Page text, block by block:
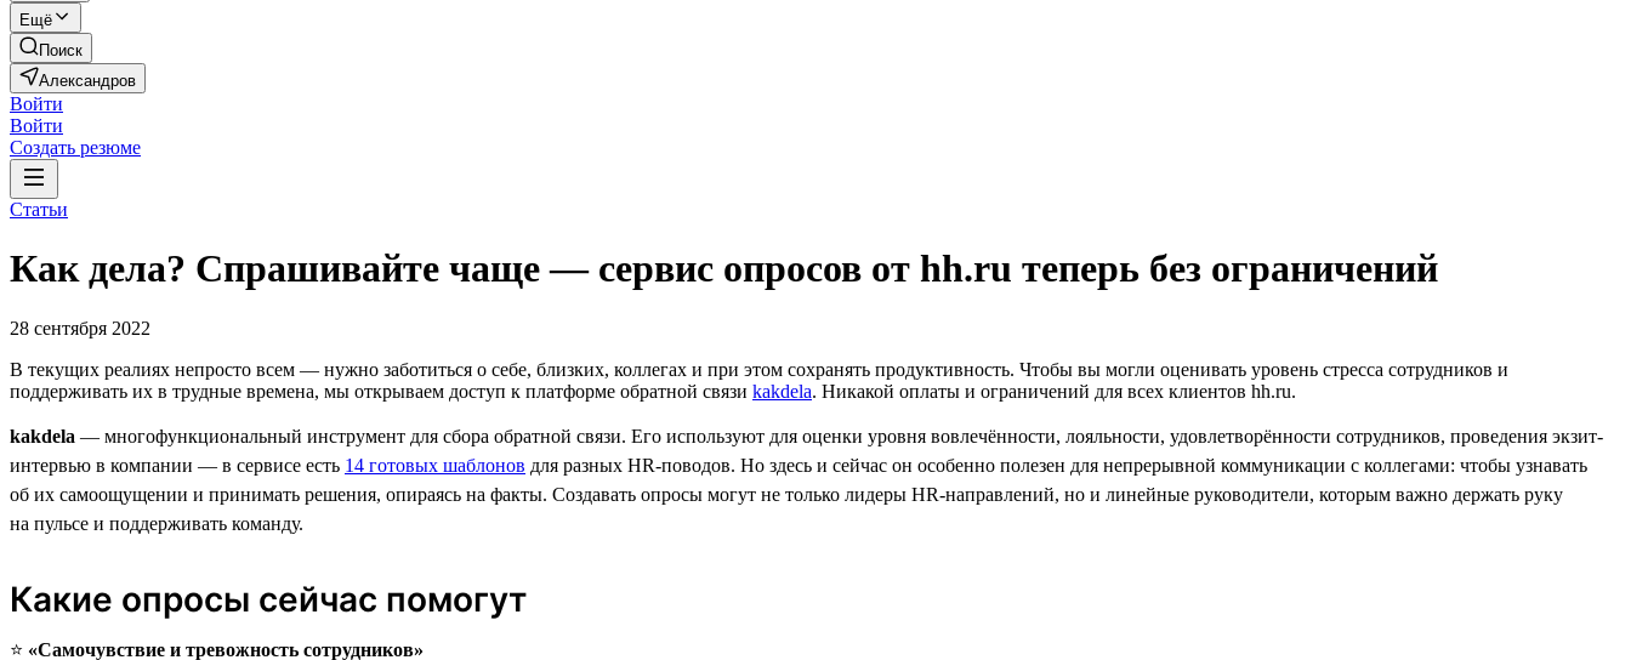
Ещё
Поиск
Александров
Войти
Войти
Создать резюме
Статьи
Как дела? Спрашивайте чаще — сервис опросов от hh.ru теперь без ограничений
28 сентября 2022
В текущих реалиях непросто всем — нужно заботиться о себе, близких, коллегах и при этом сохранять продуктивность. Чтобы вы могли оценивать уровень стресса сотрудников и
поддерживать их в трудные времена, мы открываем доступ к платформе обратной связи kakdela. Никакой оплаты и ограничений для всех клиентов hh.ru.
kakdela — многофункциональный инструмент для сбора обратной связи. Его используют для оценки уровня вовлечённости, лояльности, удовлетворённости сотрудников, проведения экзит-
интервью в компании — в сервисе есть 14 готовых шаблонов для разных HR-поводов. Но здесь и сейчас он особенно полезен для непрерывной коммуникации с коллегами: чтобы узнавать
об их самоощущении и принимать решения, опираясь на факты. Создавать опросы могут не только лидеры HR-направлений, но и линейные руководители, которым важно держать руку
на пульсе и поддерживать команду.
Какие опросы сейчас помогут
⭐️ «Самочувствие и тревожность сотрудников»